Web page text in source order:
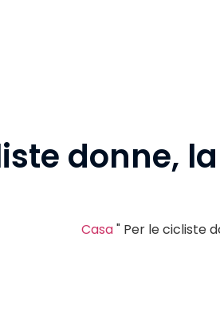
donne,
Casa" Per le cicliste